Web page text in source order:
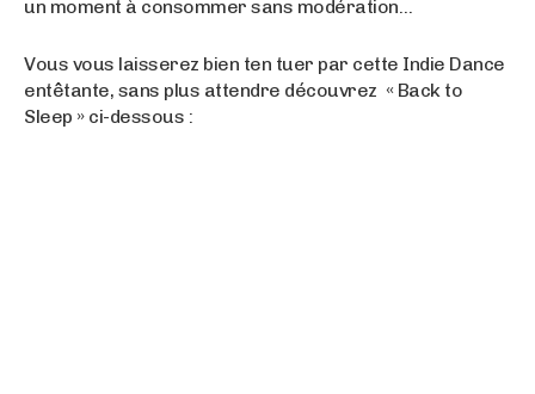
un moment à consommer sans modération…
Vous vous laisserez bien ten tuer par cette Indie Dance
entêtante, sans plus attendre découvrez « Back to
Sleep » ci-dessous :